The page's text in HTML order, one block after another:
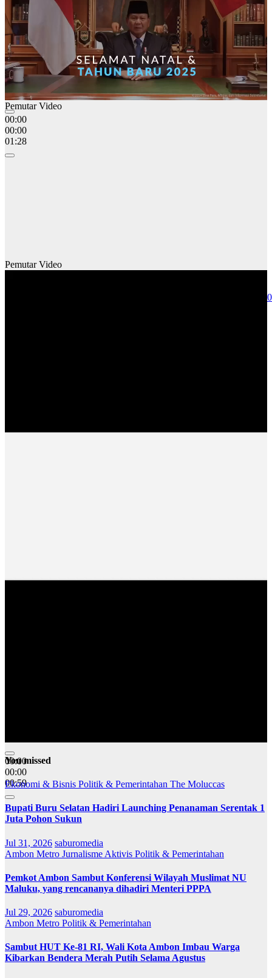
00:00
00:00
01:28
Pemutar Video
Unduh Berkas: https://www.saburomedia.com/wp-content/
Pemutar Video
00:00
00:00
00:59
You missed
Ekonomi & Bisnis Politik & Pemerintahan The Moluccas
Bupati Buru Selatan Hadiri Launching Penanaman Serentak 1
Juta Pohon Sukun
Jul 31, 2026 saburomedia
Ambon Metro Jurnalisme Aktivis Politik & Pemerintahan
Pemkot Ambon Sambut Konferensi Wilayah Muslimat NU
Maluku, yang rencananya dihadiri Menteri PPPA
Jul 29, 2026 saburomedia
Ambon Metro Politik & Pemerintahan
Sambut HUT Ke-81 RI, Wali Kota Ambon Imbau Warga
Kibarkan Bendera Merah Putih Selama Agustus